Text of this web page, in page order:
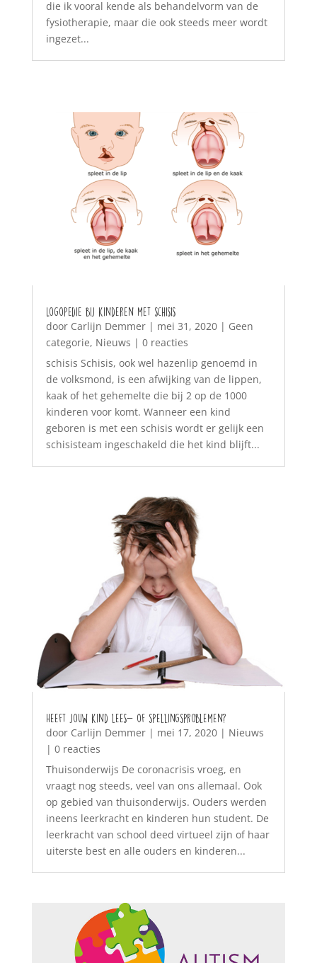
die ik vooral kende als behandelvorm van de
fysiotherapie, maar die ook steeds meer wordt
ingezet...
Logopedie bij kinderen met schisis
door Carlijn Demmer| mei 31, 2020| Geen
categorie, Nieuws | 0 reacties
schisis Schisis, ook wel hazenlip genoemd in
de volksmond, is een afwijking van de lippen,
kaak of het gehemelte die bij 2 op de 1000
kinderen voor komt. Wanneer een kind
geboren is met een schisis wordt er gelijk een
schisisteam ingeschakeld die het kind blijft...
Heeft jouw kind lees- of spellingsproblemen?
door Carlijn Demmer| mei 17, 2020| Nieuws
| 0 reacties
Thuisonderwijs De coronacrisis vroeg, en
vraagt nog steeds, veel van ons allemaal. Ook
op gebied van thuisonderwijs. Ouders werden
ineens leerkracht en kinderen hun student. De
leerkracht van school deed virtueel zijn of haar
uiterste best en alle ouders en kinderen...